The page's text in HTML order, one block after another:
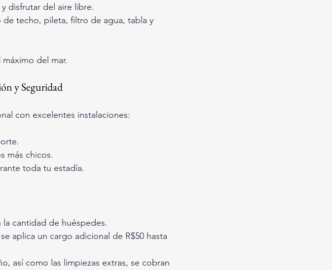
disfrutar del aire libre.
techo, pileta, filtro de agua, tabla y
del mar.
y Seguridad
con excelentes instalaciones:
más chicos.
toda tu estadía.
la cantidad de huéspedes.
aplica un cargo adicional de R$50 hasta
así como las limpiezas extras, se cobran